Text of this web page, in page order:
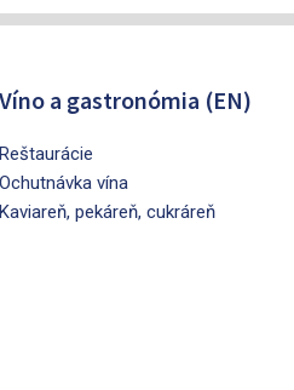
Víno a gastronómia (EN)
Reštaurácie
Ochutnávka vína
Kaviareň, pekáreň, cukráreň